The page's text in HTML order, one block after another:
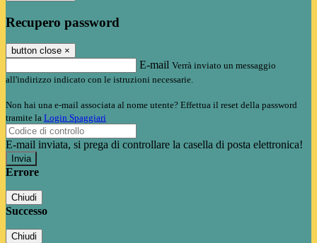
Recupero password
button close ×
E-mail Verrà inviato un messaggio
all'indirizzo indicato con le istruzioni necessarie.
Non hai una e-mail associata al nome utente? Effettua il reset della password
tramite la Login Spaggiari
E-mail inviata, si prega di controllare la casella di posta elettronica!
Errore
Chiudi
Successo
Chiudi